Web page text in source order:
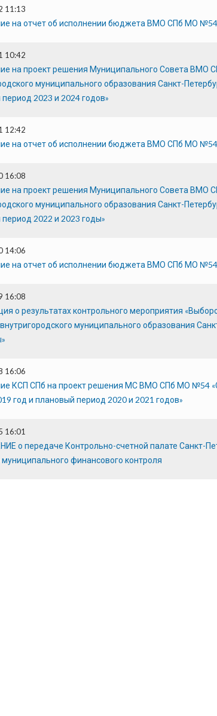
11:13
на отчет об исполнении бюджета ВМО СПб МО №54
10:42
на проект решения Муниципального Совета
муниципального образования Санкт-
2023 и 2024 годов»
12:42
на отчет об исполнении бюджета ВМО СПб МО №54
16:08
на проект решения Муниципального Совета
муниципального образования Санкт-
2022 и 2023 годы»
14:06
на отчет об исполнении бюджета ВМО СПб МО №54
16:08
о результатах контрольного мероприятия
муниципального образования
16:06
КСП СПб на проект решения МС ВМО СПб МО №54
год и плановый период 2020 и 2021 годов»
16:01
о передаче Контрольно-счетной палате Санкт-
финансового контроля